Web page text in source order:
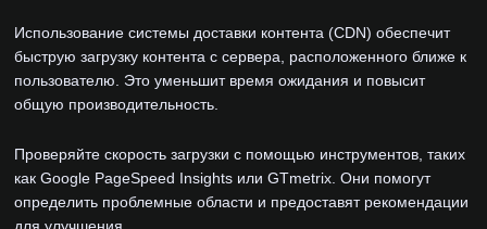
Использование системы доставки контента (CDN) обеспечит
быструю загрузку контента с сервера, расположенного ближе к
пользователю. Это уменьшит время ожидания и повысит
общую производительность.
Проверяйте скорость загрузки с помощью инструментов, таких
как Google PageSpeed Insights или GTmetrix. Они помогут
определить проблемные области и предоставят рекомендации